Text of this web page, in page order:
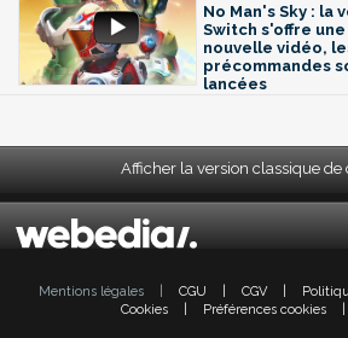
No Man's Sky : la
Switch s'offre une
nouvelle vidéo,
précommandes
lancées
Afficher la version classique de
Mentions légales CGU CGV
Cookies
Préférences cookies